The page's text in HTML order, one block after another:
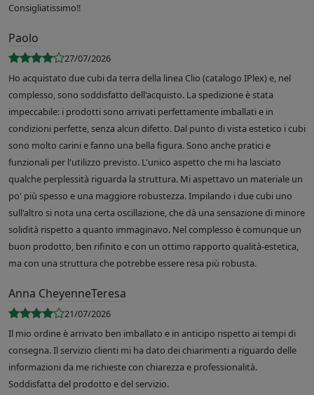
Consigliatissimo!!
Paolo
27/07/2026
Ho acquistato due cubi da terra della linea Clio (catalogo IPlex) e, nel
complesso, sono soddisfatto dell'acquisto. La spedizione è stata
impeccabile: i prodotti sono arrivati perfettamente imballati e in
condizioni perfette, senza alcun difetto. Dal punto di vista estetico i cubi
sono molto carini e fanno una bella figura. Sono anche pratici e
funzionali per l'utilizzo previsto. L'unico aspetto che mi ha lasciato
qualche perplessità riguarda la struttura. Mi aspettavo un materiale un
po' più spesso e una maggiore robustezza. Impilando i due cubi uno
sull'altro si nota una certa oscillazione, che dà una sensazione di minore
solidità rispetto a quanto immaginavo. Nel complesso è comunque un
buon prodotto, ben rifinito e con un ottimo rapporto qualità-estetica,
ma con una struttura che potrebbe essere resa più robusta.
Anna CheyenneTeresa
21/07/2026
Il mio ordine è arrivato ben imballato e in anticipo rispetto ai tempi di
consegna. Il servizio clienti mi ha dato dei chiarimenti a riguardo delle
informazioni da me richieste con chiarezza e professionalità.
Soddisfatta del prodotto e del servizio.